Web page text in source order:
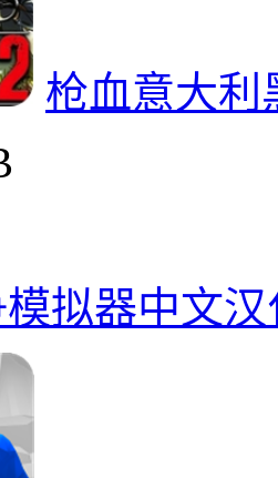
枪血意大利
拟器中文